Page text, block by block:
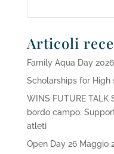
Articoli
Family Aqua Day 2026
Scholarships for High
WINS FUTURE TALK
bordo campo.
atleti
Open Day 26 Maggio